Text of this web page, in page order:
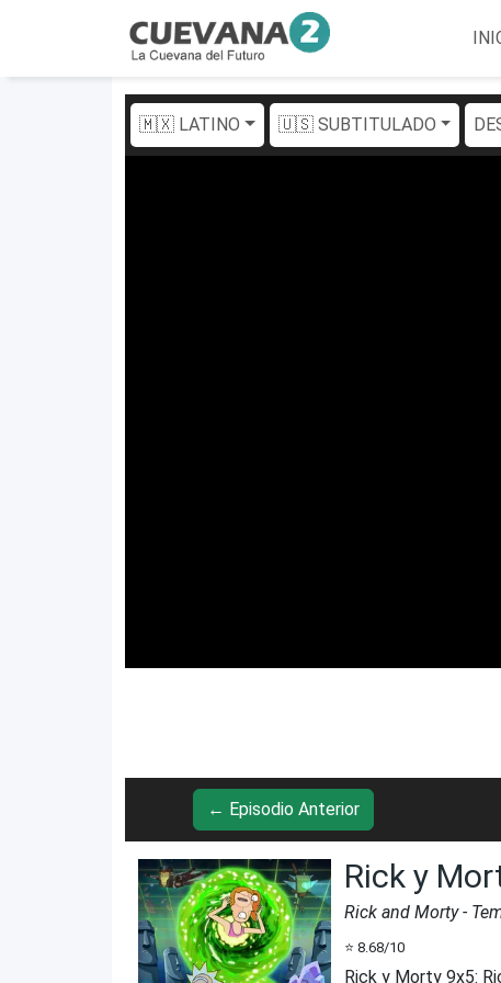
🇲🇽 LATINO 🇺🇸 SUBTITULADO
← Episodio Anterior
Rick y
Rick and Morty-
⭐ 8.68/10
Rick y Morty 9x5: